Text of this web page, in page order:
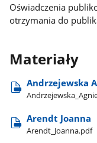
Oświadczenia
otrzymania do
Materiały
Andrzejewska
Arendt Joanna
Arendt​_Joanna.pdf